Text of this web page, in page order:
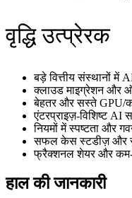
वृद्धि उत्प्रेरक
बड़े वित्तीय संस्थानों में
क्लाउड माइग्रेशन और
बेहतर और सस्ते GPU/
एंटरप्राइज़-विशिष्ट AI
नियमों में स्पष्टता और
सफल केस स्टडीज़ और
फ्रैक्शनल शेयर और कम-
हाल की जानकारी